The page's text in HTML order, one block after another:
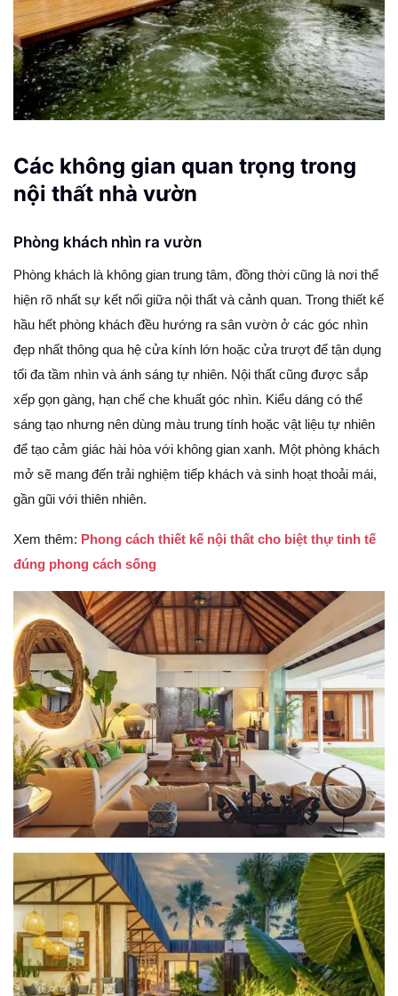
Các không gian quan trọng trong
nội thất nhà vườn
Phòng khách nhìn ra vườn
Phòng khách là không gian trung tâm, đồng thời cũng là nơi thể
hiện rõ nhất sự kết nối giữa nội thất và cảnh quan. Trong thiết kế
hầu hết phòng khách đều hướng ra sân vườn ở các góc nhìn
đẹp nhất thông qua hệ cửa kính lớn hoặc cửa trượt để tận dụng
tối đa tầm nhìn và ánh sáng tự nhiên. Nội thất cũng được sắp
xếp gọn gàng, hạn chế che khuất góc nhìn. Kiểu dáng có thể
sáng tạo nhưng nên dùng màu trung tính hoặc vật liệu tự nhiên
để tạo cảm giác hài hòa với không gian xanh. Một phòng khách
mở sẽ mang đến trải nghiệm tiếp khách và sinh hoạt thoải mái,
gần gũi với thiên nhiên.
Xem thêm: Phong cách thiết kế nội thất cho biệt thự tinh tế
đúng phong cách sống